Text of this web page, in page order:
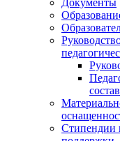
Документы
состав
Стипендии